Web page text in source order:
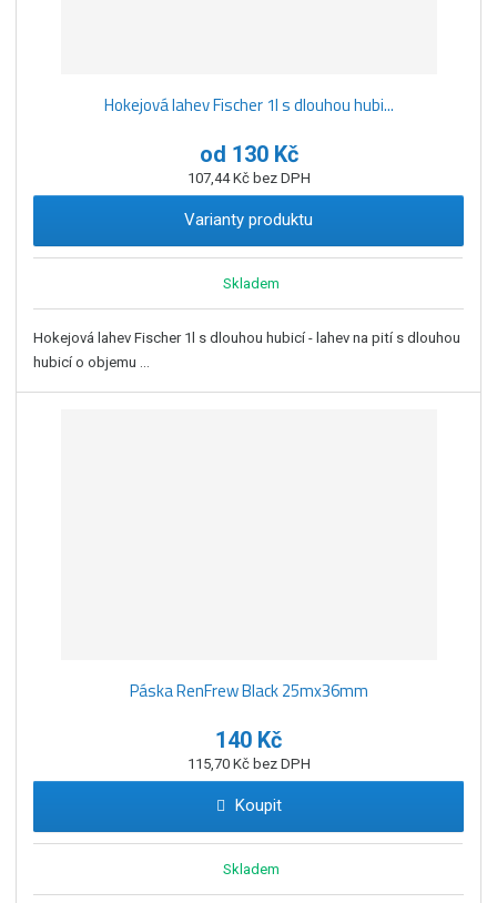
Hokejová lahev Fischer 1l s dlouhou hubi...
od 130 Kč
107,44 Kč bez DPH
Varianty produktu
Skladem
Hokejová lahev Fischer 1l s dlouhou hubicí - lahev na pití s dlouhou
hubicí o objemu ...
Páska RenFrew Black 25mx36mm
140 Kč
115,70 Kč bez DPH
Koupit
Skladem